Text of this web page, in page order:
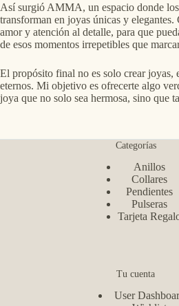
Así surgió AMMA, un espacio donde
transforman en joyas únicas y elegantes.
amor y atención al detalle, para que
de esos momentos irrepetibles que
El propósito final no es solo crear joyas,
eternos. Mi objetivo es ofrecerte algo
joya que no solo sea hermosa, sino que
Categorías
Anillos
Collares
Pendientes
Pulseras
Tarjeta
Tu cuenta
User